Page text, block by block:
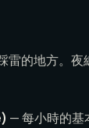
雷的地方。夜
— 每小時的基